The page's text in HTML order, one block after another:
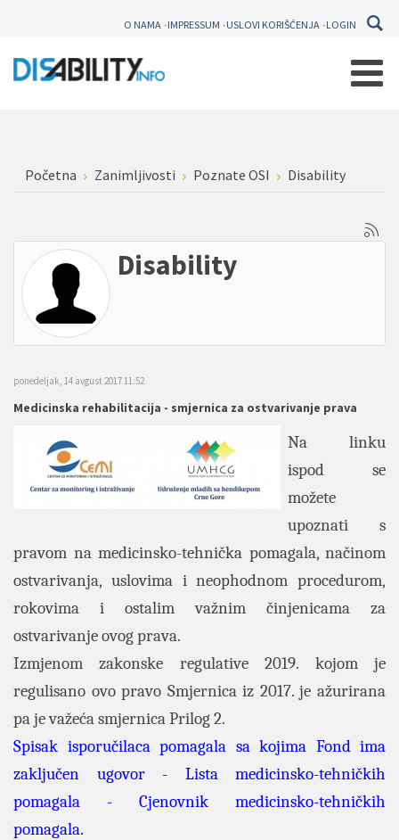
O NAMA IMPRESSUM USLOVI KORIŠĆENJA LOGIN
Početna Zanimljivosti Poznate OSI Disability
Disability
ponedeljak, 14 avgust 2017 11:52
Medicinska rehabilitacija - smjernica za ostvarivanje prava
Na linku
ispod se
možete
upoznati s
pravom na medicinsko-tehnička pomagala, načinom
ostvarivanja, uslovima i neophodnom procedurom,
rokovima i ostalim važnim činjenicama za
ostvarivanje ovog prava.
Izmjenom zakonske regulative 2019. kojom je
regulisano ovo pravo Smjernica iz 2017. je ažurirana
pa je važeća smjernica Prilog 2.
Spisak isporučilaca pomagala sa kojima Fond ima
zaključen ugovor- Lista medicinsko-tehničkih
pomagala - Cjenovnik medicinsko-tehničkih
pomagala.